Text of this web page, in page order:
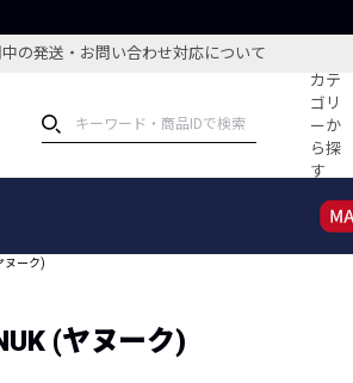
の発送・お問い合わせ対応について
カテ
ゴリ
ーか
ら探
す
コーディネート
ヌーク)
(ヤヌーク)